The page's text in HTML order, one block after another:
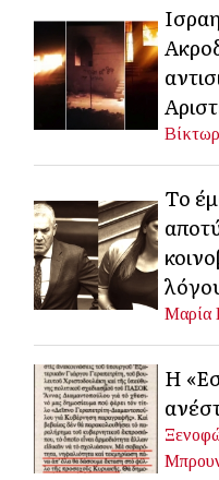
Το
Μαρία
Η